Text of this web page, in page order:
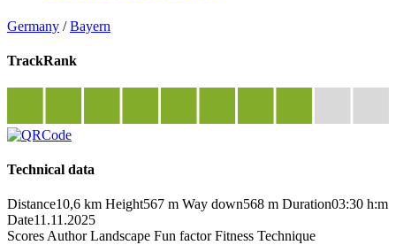
Germany /Bayern
TrackRank
Technical data
Distance10,6 km Height567 m Way down568 m Duration03:30 h:m
Date11.11.2025
Scores Author Landscape Fun factor Fitness Technique